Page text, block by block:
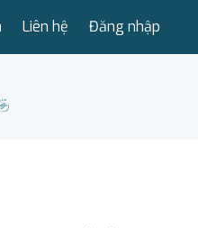
Liên hệ Đăng nhập